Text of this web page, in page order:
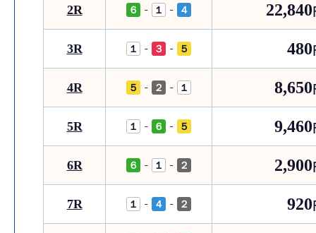
2R ６ - １ - ４ 22,840
3R １ - ３ - ５ 480
4R ５ - ２ - １ 8,650
5R １ - ６ - ５ 9,460
6R ６ - １ - ２ 2,900
7R １ - ４ - ２ 920